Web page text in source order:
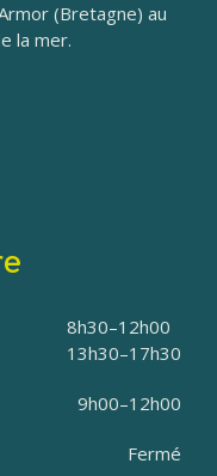
(Bretagne) au
la mer.
8h30–12h00
13h30–17h30
9h00–12h00
Fermé